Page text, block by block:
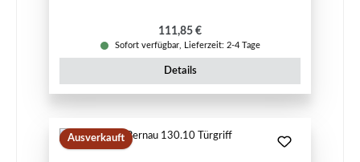
Regulärer Preis:
111,85 €
Sofort verfügbar, Lieferzeit: 2-4 Tage
Details
Ausverkauft